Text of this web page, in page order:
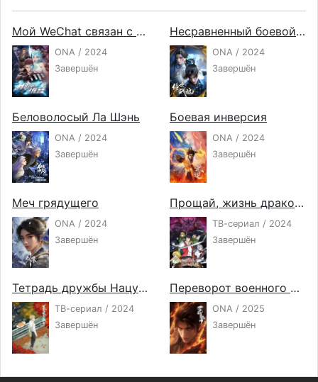
Мой WeChat связан с дворцом драконов
ONA / 2024
Завершён
Несравненный боевой дух
ONA / 2024
Завершён
Беловолосый Ла Шэнь
ONA / 2024
Завершён
Боевая инверсия
ONA / 2024
Завершён
Меч грядущего
ONA / 2024
Завершён
Прощай, жизнь дракона. Здравствуй, жизнь человека
ТВ-сериал / 2024
Завершён
Тетрадь дружбы Нацумэ 7
ТВ-сериал / 2024
Завершён
Переворот военного движения 5
ONA / 2025
Завершён